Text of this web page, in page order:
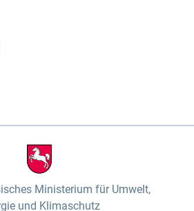
Ministerium für Umwelt,
und Klimaschutz